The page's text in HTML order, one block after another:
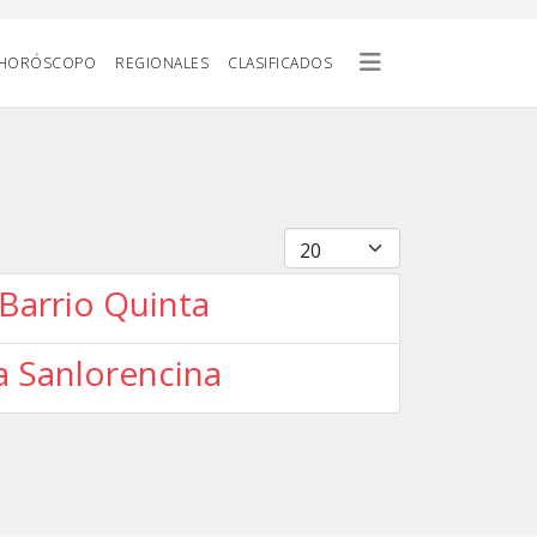
REGIONALES CLASIFICADOS
Cantidad
Quinta
Sanlorencina